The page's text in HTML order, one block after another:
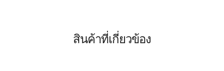
สินค้าที่เกี่ยวข้อง